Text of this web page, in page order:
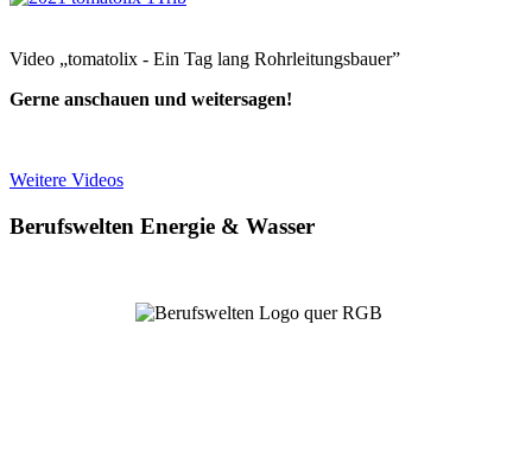
Video „tomatolix - Ein Tag lang Rohrleitungsbauer”
Gerne anschauen und weitersagen!
Weitere Videos
Berufswelten Energie & Wasser